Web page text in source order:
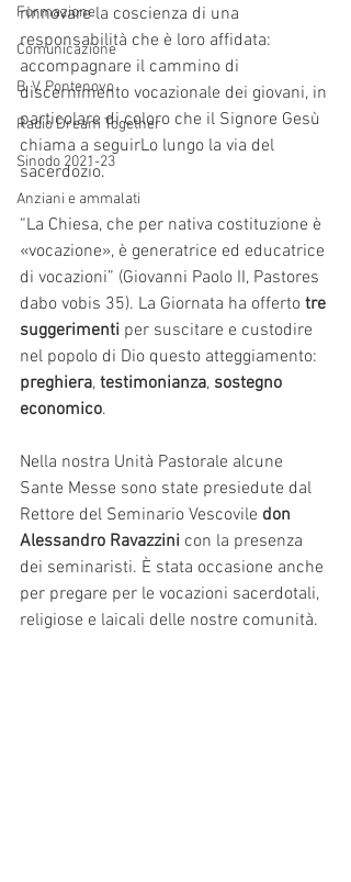
Formazione
Comunicazione
B. V. Pontenovo
Radio Dream Together
Sinodo 2021-23
Anziani e ammalati
rinnovare la coscienza di una
responsabilità che è loro affidata:
accompagnare il cammino di
discernimento vocazionale dei giovani, in
particolare di coloro che il Signore Gesù
chiama a seguirLo lungo la via del
sacerdozio.
“La Chiesa, che per nativa costituzione è
«vocazione», è generatrice ed educatrice
di vocazioni” (Giovanni Paolo II, Pastores
dabo vobis 35). La Giornata ha offerto tre
suggerimenti per suscitare e custodire
nel popolo di Dio questo atteggiamento:
preghiera, testimonianza, sostegno
economico.
Nella nostra Unità Pastorale alcune
Sante Messe sono state presiedute dal
Rettore del Seminario Vescovile don
Alessandro Ravazzini con la presenza
dei seminaristi. È stata occasione anche
per pregare per le vocazioni sacerdotali,
religiose e laicali delle nostre comunità.